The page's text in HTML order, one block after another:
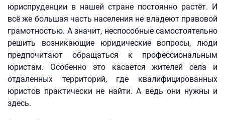
юриспруденции в нашей стране постоянно растёт. И
всё же большая часть населения не владеют правовой
грамотностью. А значит, неспособные самостоятельно
решить возникающие юридические вопросы, люди
предпочитают обращаться к профессиональным
юристам. Особенно это касается жителей села и
отдаленных территорий, где квалифицированных
юристов практически не найти. А ведь они нужны и
здесь.